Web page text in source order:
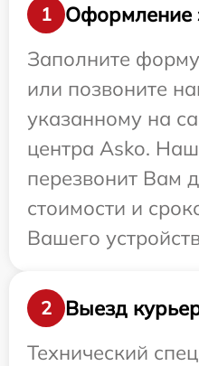
1
Оформление
Заполните
или позвоните
указанному на
центра Asko.
перезвонит Вам
стоимости и
Вашего
2
Выезд
Технический